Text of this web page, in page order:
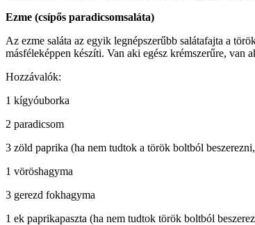
Ezme (csípős paradicsomsaláta)
Az ezme saláta az egyik legnépszerűbb salátafajta a
másféleképpen készíti. Van aki egész krémszerűre,
Hozzávalók:
1 kígyóuborka
2 paradicsom
3 zöld paprika (ha nem tudtok a török boltból
1 vöröshagyma
3 gerezd fokhagyma
1 ek paprikapaszta (ha nem tudtok török boltból